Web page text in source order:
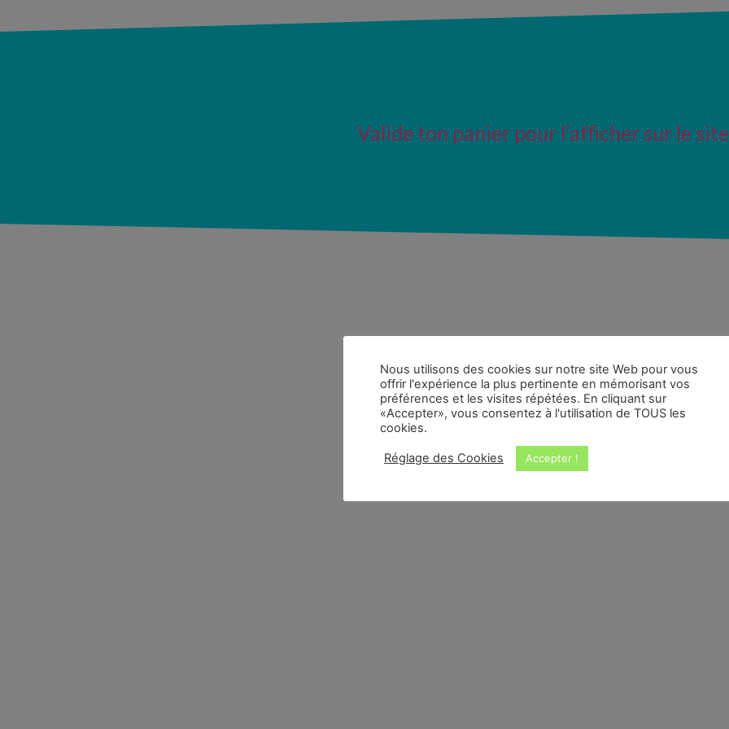
Valide ton panier pour l’afficher sur le
Nous utilisons des cookies sur notre site Web pour vous
offrir l'expérience la plus pertinente en mémorisant vos
préférences et les visites répétées. En cliquant sur
«Accepter», vous consentez à l'utilisation de TOUS les
cookies.
Réglage des Cookies Accepter !